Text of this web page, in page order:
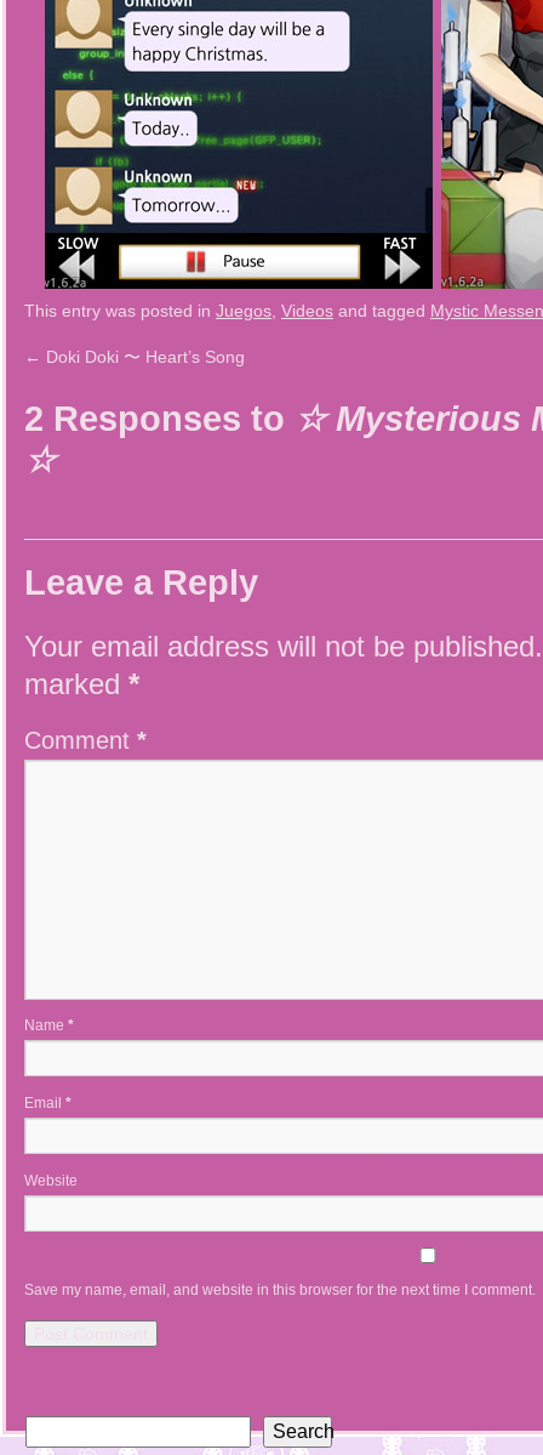
This entry was posted in Juegos Videos and tagged Mystic
← Doki Doki 〜 Heart’s Song
2 Responses to ☆ Mysterious
☆
Leave a Reply
Your email address will not be published.
marked *
Comment *
Name *
Email *
Website
Save my name, email, and website in this browser for the next time I comment.
Search